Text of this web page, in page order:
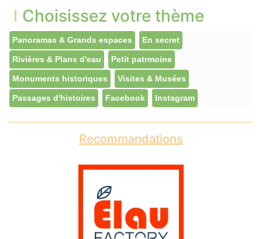
Choisissez votre thème
Panoramas & Grands espaces En secret
Rivières & Plans d'eau Petit patrmoine
Monuments historiques Visites & Musées
Passages d'histoires Facebook Instagram
Recommandations